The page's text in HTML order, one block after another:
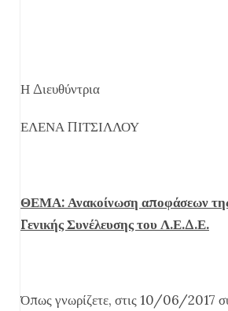
Η Διευθύντρια
ΕΛΕΝΑ ΠΙΤΣΙΛΛΟΥ
ΘΕΜΑ: Ανακοίνωση αποφάσεων
Γενικής Συνέλευσης του Λ.Ε.Δ.Ε.
Όπως γνωρίζετε, στις 10/06/2017